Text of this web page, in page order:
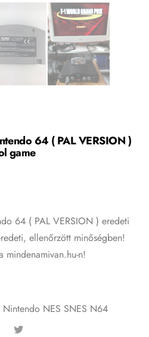
64 ( PAL VERSION )
game
64 ( PAL VERSION ) eredeti
ellenőrzött minőségben!
mindenamivan.hu-n!
Nintendo NES SNES N64